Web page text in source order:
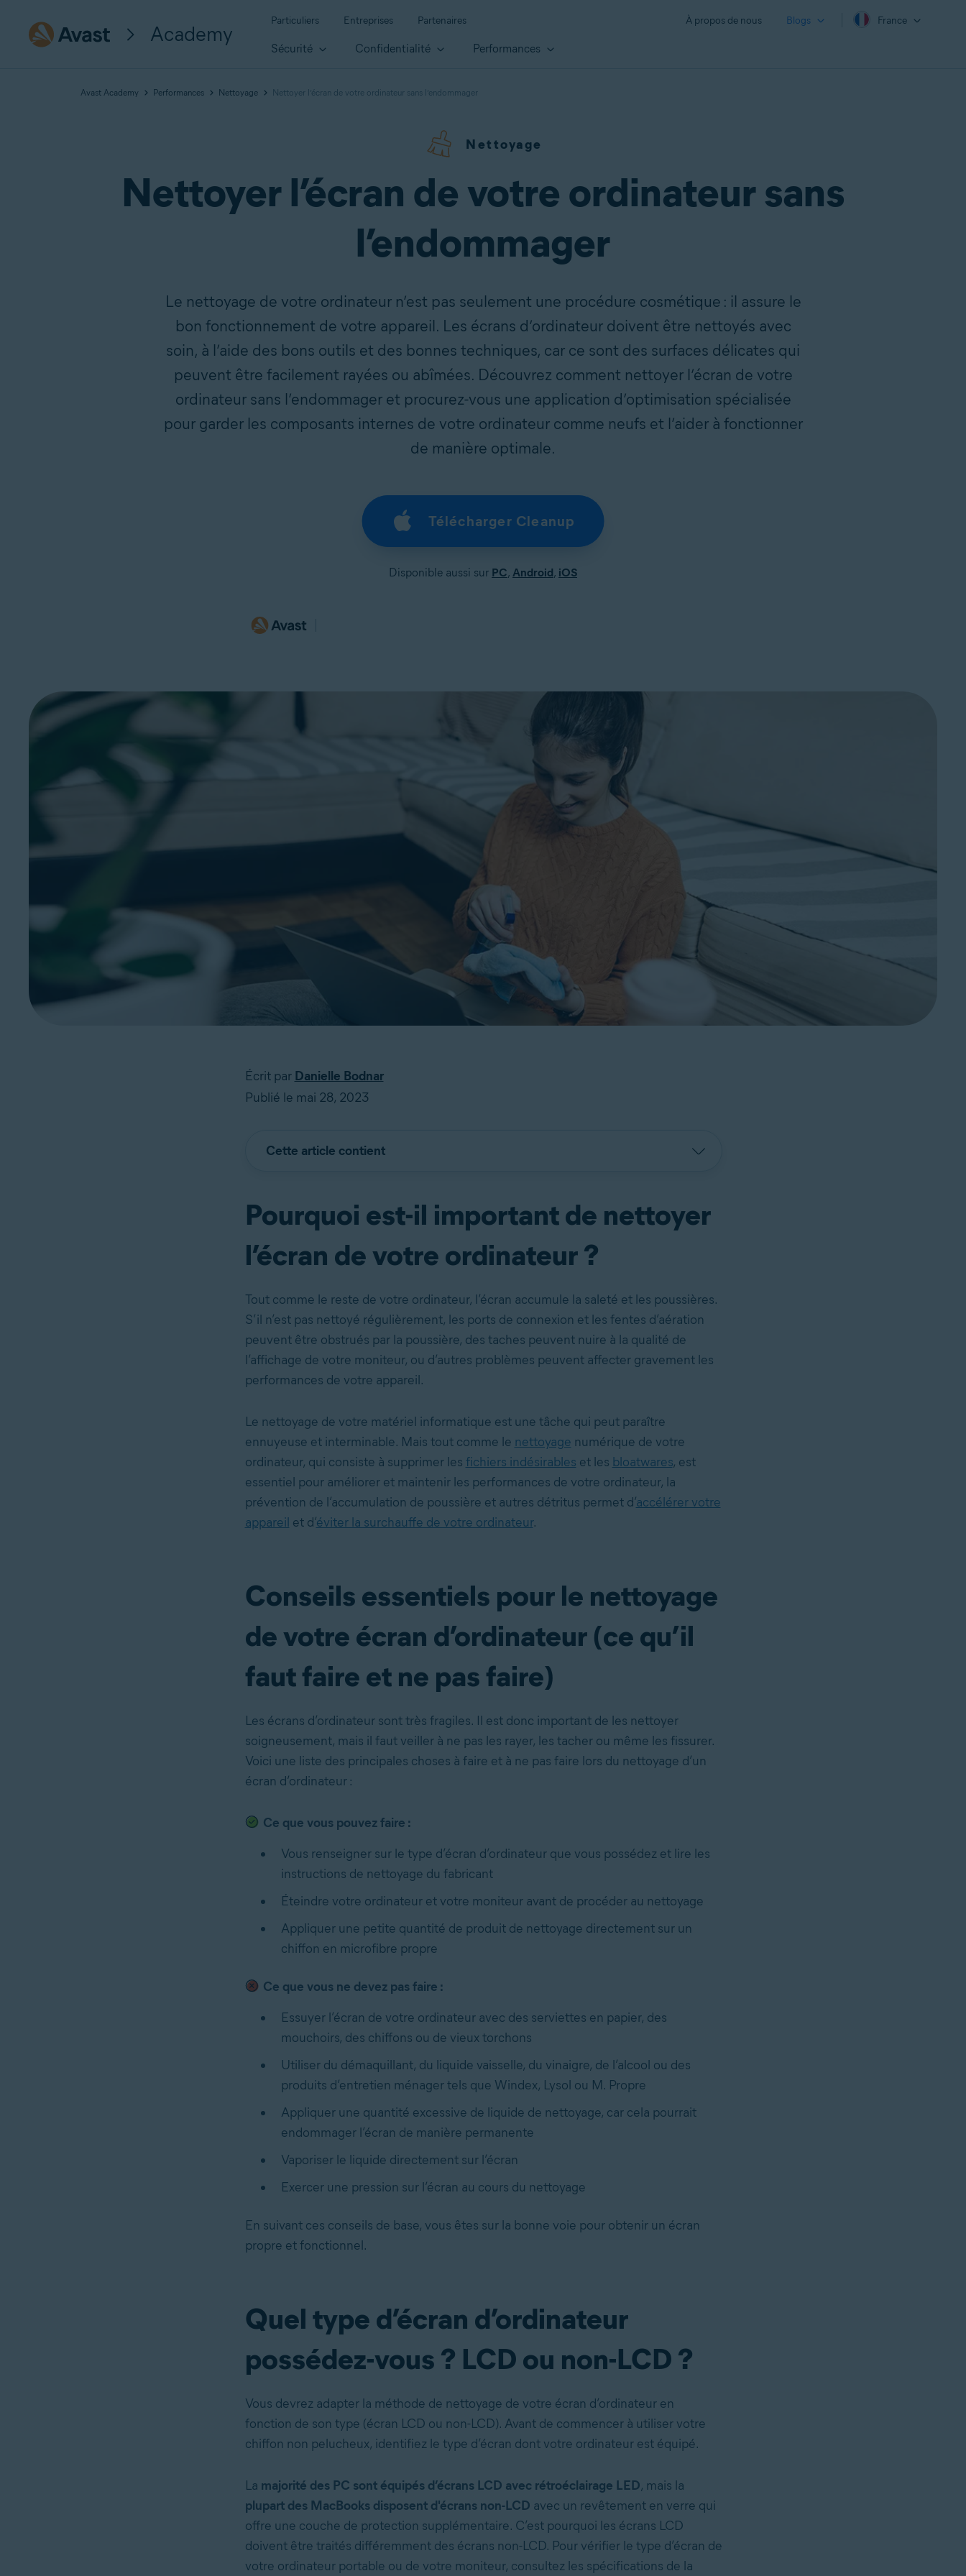
Academy
Particuliers Entreprises Partenaires À propos de nous Blogs France
Sécurité Confidentialité Performances
Avast Academy Performances Nettoyage Nettoyer l’écran de votre ordinateur sans l’endommager
Nettoyage
Nettoyer l’écran de votre ordinateur sans
l’endommager
Le nettoyage de votre ordinateur n’est pas seulement une procédure cosmétique : il assure le
bon fonctionnement de votre appareil. Les écrans d’ordinateur doivent être nettoyés avec
soin, à l’aide des bons outils et des bonnes techniques, car ce sont des surfaces délicates qui
peuvent être facilement rayées ou abîmées. Découvrez comment nettoyer l’écran de votre
ordinateur sans l’endommager et procurez-vous une application d’optimisation spécialisée
pour garder les composants internes de votre ordinateur comme neufs et l’aider à fonctionner
de manière optimale.
Télécharger Cleanup
Disponible aussi sur PC, Android, iOS
Écrit par Danielle Bodnar
Publié le mai 28, 2023
Cette article contient
Pourquoi est-il important de nettoyer
l’écran de votre ordinateur ?
Tout comme le reste de votre ordinateur, l’écran accumule la saleté et les poussières.
S’il n’est pas nettoyé régulièrement, les ports de connexion et les fentes d’aération
peuvent être obstrués par la poussière, des taches peuvent nuire à la qualité de
l’affichage de votre moniteur, ou d’autres problèmes peuvent affecter gravement les
performances de votre appareil.
Le nettoyage de votre matériel informatique est une tâche qui peut paraître
ennuyeuse et interminable. Mais tout comme le nettoyage numérique de votre
ordinateur, qui consiste à supprimer les fichiers indésirables et les bloatwares, est
essentiel pour améliorer et maintenir les performances de votre ordinateur, la
prévention de l’accumulation de poussière et autres détritus permet d’accélérer votre
appareil et d’éviter la surchauffe de votre ordinateur.
Conseils essentiels pour le nettoyage
de votre écran d’ordinateur (ce qu’il
faut faire et ne pas faire)
Les écrans d’ordinateur sont très fragiles. Il est donc important de les nettoyer
soigneusement, mais il faut veiller à ne pas les rayer, les tacher ou même les fissurer.
Voici une liste des principales choses à faire et à ne pas faire lors du nettoyage d’un
écran d’ordinateur :
Ce que vous pouvez faire :
Vous renseigner sur le type d’écran d’ordinateur que vous possédez et lire les
instructions de nettoyage du fabricant
Éteindre votre ordinateur et votre moniteur avant de procéder au nettoyage
Appliquer une petite quantité de produit de nettoyage directement sur un
chiffon en microfibre propre
Ce que vous ne devez pas faire :
Essuyer l’écran de votre ordinateur avec des serviettes en papier, des
mouchoirs, des chiffons ou de vieux torchons
Utiliser du démaquillant, du liquide vaisselle, du vinaigre, de l’alcool ou des
produits d’entretien ménager tels que Windex, Lysol ou M. Propre
Appliquer une quantité excessive de liquide de nettoyage, car cela pourrait
endommager l’écran de manière permanente
Vaporiser le liquide directement sur l’écran
Exercer une pression sur l’écran au cours du nettoyage
En suivant ces conseils de base, vous êtes sur la bonne voie pour obtenir un écran
propre et fonctionnel.
Quel type d’écran d’ordinateur
possédez-vous ? LCD ou non-LCD ?
Vous devrez adapter la méthode de nettoyage de votre écran d’ordinateur en
fonction de son type (écran LCD ou non-LCD). Avant de commencer à utiliser votre
chiffon non pelucheux, identifiez le type d’écran dont votre ordinateur est équipé.
La majorité des PC sont équipés d’écrans LCD avec rétroéclairage LED, mais la
plupart des MacBooks disposent d'écrans non-LCD avec un revêtement en verre qui
offre une couche de protection supplémentaire. C’est pourquoi les écrans LCD
doivent être traités différemment des écrans non-LCD. Pour vérifier le type d’écran de
votre ordinateur portable ou de votre moniteur, consultez les spécifications de la